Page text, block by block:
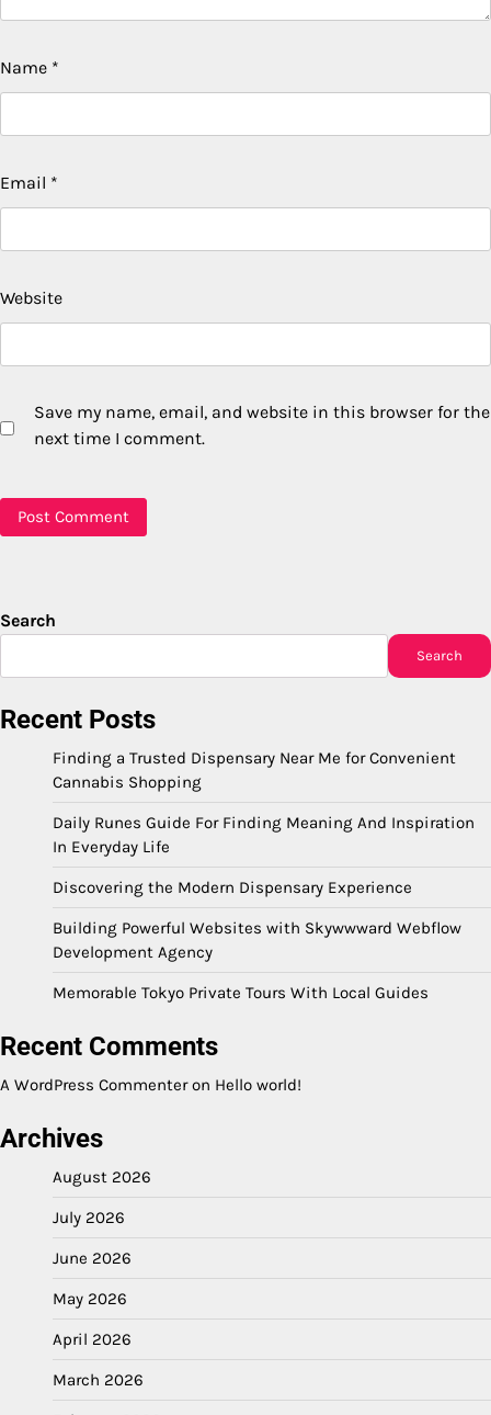
Name *
Email *
Website
Save my name, email, and website in this browser for the
next time I comment.
Search
Search
Recent Posts
Finding a Trusted Dispensary Near Me for Convenient
Cannabis Shopping
Daily Runes Guide For Finding Meaning And Inspiration
In Everyday Life
Discovering the Modern Dispensary Experience
Building Powerful Websites with Skywwward Webflow
Development Agency
Memorable Tokyo Private Tours With Local Guides
Recent Comments
A WordPress Commenteron Hello world!
Archives
August 2026
July 2026
June 2026
May 2026
April 2026
March 2026